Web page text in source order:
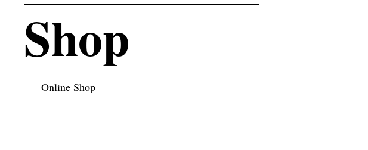
Shop
Online Shop